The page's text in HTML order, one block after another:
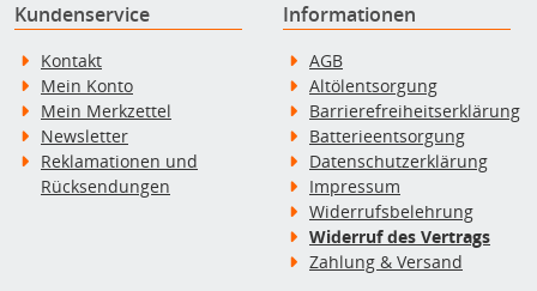
Kundenservice
Kontakt
Mein Konto
Mein Merkzettel
Newsletter
Reklamationen und
Rücksendungen
Informationen
AGB
Altölentsorgung
Barrierefreiheitserklärung
Batterieentsorgung
Datenschutzerklärung
Impressum
Widerrufsbelehrung
Widerruf des Vertrags
Zahlung & Versand